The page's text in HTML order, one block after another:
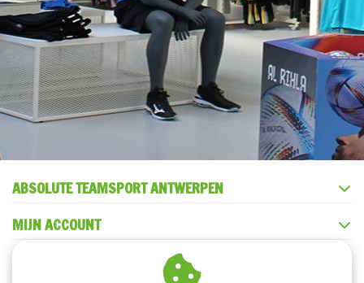
ABSOLUTE TEAMSPORT ANTWERPEN
MIJN ACCOUNT